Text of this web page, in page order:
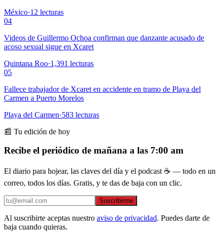
México·12 lecturas
04
Videos de Guillermo Ochoa confirman que danzante acusado de
acoso sexual sigue en Xcaret
Quintana Roo·1,391 lecturas
05
Fallece trabajador de Xcaret en accidente en tramo de Playa del
Carmen a Puerto Morelos
Playa del Carmen·583 lecturas
📰 Tu edición de hoy
Recibe el periódico de mañana a las 7:00 am
El diario para hojear, las claves del día y el podcast ☕ — todo en un
correo, todos los días. Gratis, y te das de baja con un clic.
Suscribirme
Al suscribirte aceptas nuestro aviso de privacidad. Puedes darte de
baja cuando quieras.